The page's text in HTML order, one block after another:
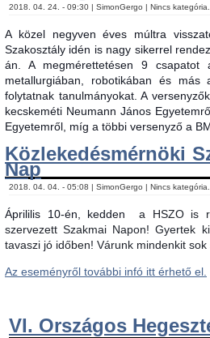
2018. 04. 24. - 09:30 | SimonGergo | Nincs
A közel negyven éves múltra
Szakosztály idén is nagy sikerrel
án. A megmérettetésen 9 csapatot
metallurgiában, robotikában és más
folytatnak tanulmányokat. A
kecskeméti Neumann János
Egyetemről, míg a többi versenyző a
Közlekedésmérnöki
Nap
2018. 04. 04. - 05:08 | SimonGergo | Nincs
Áprililis 10-én, kedden
a HSZO is
szervezett Szakmai Napon! Gyertek
tavaszi jó időben! Várunk mindenkit sok
Az eseményről további infó itt érhető el.
VI. Országos